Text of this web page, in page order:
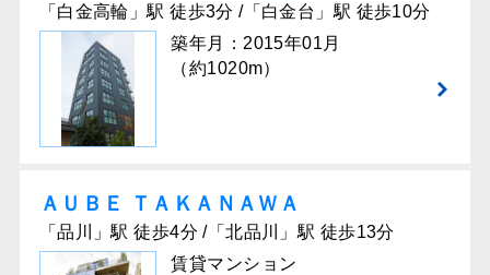
「白金高輪」駅 徒歩3分 /「白金台」駅 徒歩10分
築年月：2015年01月
（約1020m）
ＡＵＢＥ ＴＡＫＡＮＡＷＡ
「品川」駅 徒歩4分 /「北品川」駅 徒歩13分
賃貸マンション